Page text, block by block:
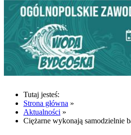
Tutaj jesteś:
Strona główna »
Aktualności »
Ciężarne wykonają samodzielnie